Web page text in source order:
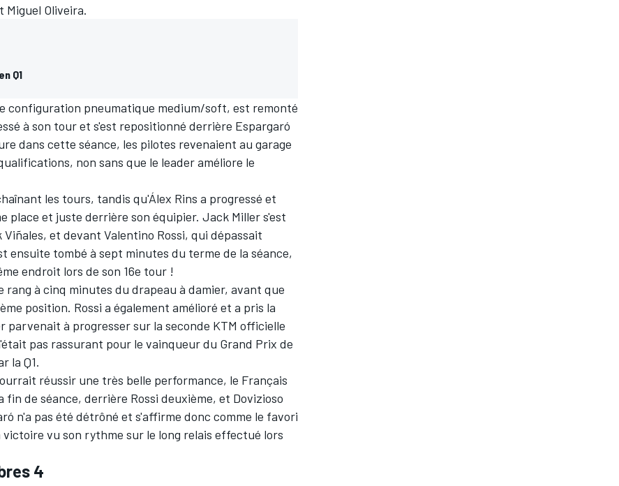
Oliveira.
Q1
configuration pneumatique medium/soft, est remonté
à son tour et s'est repositionné derrière Espargaró
dans cette séance, les pilotes revenaient au garage
non sans que le leader améliore le
les tours, tandis qu'Álex Rins a progressé et
place et juste derrière son équipier. Jack Miller s'est
et devant Valentino Rossi, qui dépassait
ensuite tombé à sept minutes du terme de la séance,
endroit lors de son 16e tour !
rang à cinq minutes du drapeau à damier, avant que
position. Rossi a également amélioré et a pris la
parvenait à progresser sur la seconde KTM officielle
pas rassurant pour le vainqueur du Grand Prix de
la Q1.
réussir une très belle performance, le Français
de séance, derrière Rossi deuxième, et Dovizioso
n'a pas été détrôné et s'affirme donc comme le favori
vu son rythme sur le long relais effectué lors
4